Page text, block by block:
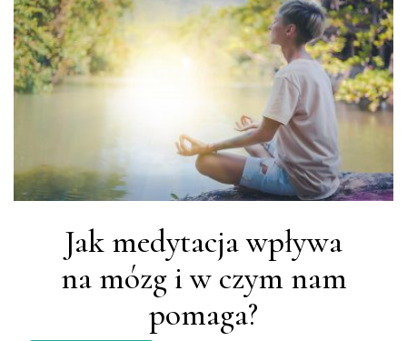
Jak medytacja wpływa
na mózg i w czym nam
pomaga?